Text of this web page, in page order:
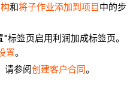
和将子作业添加到项目 中的步
签页启用利润加成标签页。
置。
请参阅创建客户合同。